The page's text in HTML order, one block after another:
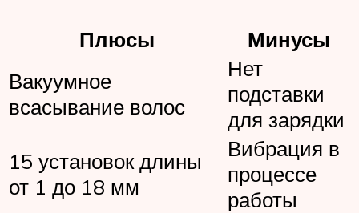
Плюсы
Минусы
Вакуумное
всасывание волос
Нет
подставки
для зарядки
15 установок длины
от 1 до 18 мм
Вибрация в
процессе
работы